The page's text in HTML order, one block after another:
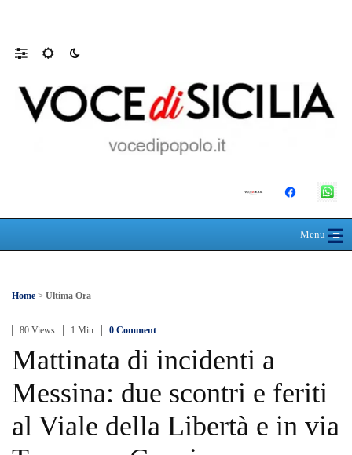
Menu≡
☰
Home > Ultima Ora
80 Views 1 Min 0 Comment
Mattinata di incidenti a
Messina: due scontri e feriti
al Viale della Libertà e in via